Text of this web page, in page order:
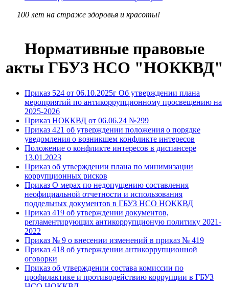
100 лет на страже здоровья и красоты!
Нормативные правовые
акты ГБУЗ НСО "НОККВД"
Приказ 524 от 06.10.2025г Об утверждении плана
мероприятий по антикоррупционному просвещению на
2025-2026
Приказ НОККВД от 06.06.24 №299
Приказ 421 об утверждении положения о порядке
уведомления о возникшем конфликте интересов
Положение о конфликте интересов в диспансере
13.01.2023
Приказ об утверждении плана по минимизации
коррупционных рисков
Приказ О мерах по недопущению составления
неофициальной отчетности и использования
поддельных документов в ГБУЗ НСО НОККВД
Приказ 419 об утверждении документов,
регламентирующих антикоррупционую политику 2021-
2022
Приказ № 9 о внесении изменений в приказ № 419
Приказ 418 об утверждении антикоррупционной
оговорки
Приказ об утверждении состава комиссии по
профилактике и противодействию коррупции в ГБУЗ